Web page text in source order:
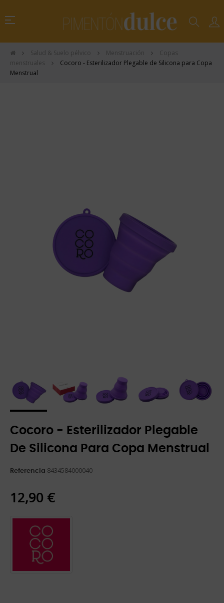
Navegación
palanca
☰
Salud & Suelo pélvico Menstruación
Copas
menstruales
Cocoro - Esterilizador Plegable de Silicona para Copa
Menstrual
Cocoro - Esterilizador Plegable
De Silicona Para Copa Menstrual
Referencia 8434584000040
12,90 €